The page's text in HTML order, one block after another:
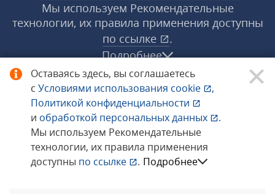
Оставаясь здесь, вы соглашаетесь
с Условиями использования cookie
,
Политикой конфиденциальности
и обработкой персональных данных
.
Мы используем Рекомендательные
технологии, их правила применения
доступны по ссылке . Подробнее
Мы используем Рекомендательные
технологии, их правила применения доступны
по ссылке
.
Подробнее
© 1998−2026 «1С‑Рарус» ®. Все права
защищены.
Сообщить об ошибке